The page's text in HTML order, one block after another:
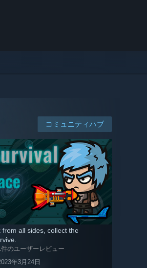
コミュニティハブ
all sides, collect the
件のユーザーレビュー
年3月24日